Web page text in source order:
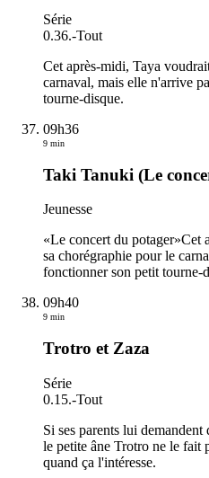
Série
0.36.-Tout
Cet après-midi, Taya
carnaval, mais elle n'arrive
tourne-disque.
09h36
9 min
Taki Tanuki (Le
Jeunesse
«Le concert du potager»Cet
sa chorégraphie pour le
fonctionner son petit tourne-
09h40
9 min
Trotro et Zaza
Série
0.15.-Tout
Si ses parents lui demandent
le petite âne Trotro ne le fait
quand ça l'intéresse.